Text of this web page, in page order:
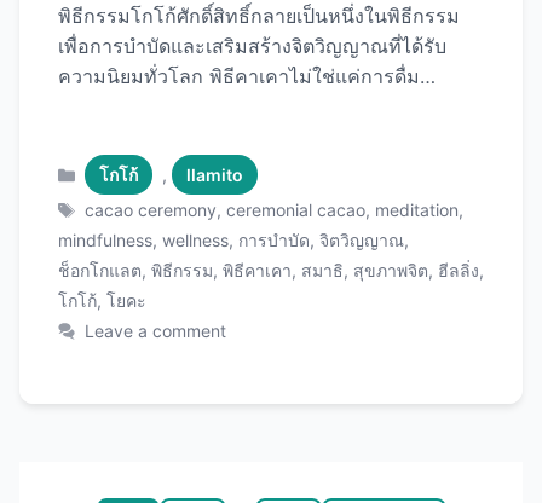
พิธีกรรมโกโก้ศักดิ์สิทธิ์กลายเป็นหนึ่งในพิธีกรรม
เพื่อการบำบัดและเสริมสร้างจิตวิญญาณที่ได้รับ
ความนิยมทั่วโลก พิธีคาเคาไม่ใช่แค่การดื่ม
Cacao) ในการเปิดหัวใจ เพิ่มสมาธิ ปลดปล่อย
อารมณ์ และสร้างความตระหนักรู้ในตัวเอง
บทความนี้จะพาคุณไปทำความรู้จักกับพิธีคาเคา
ตั้งแต่ต้นกำเนิด ประโยชน์ วิธีการจัดพิธีที่บ้าน และ
แนะนำ Ceremonial Cacao คุณภาพสูง ที่จะทำให้
ประสบการณ์ของคุณลึกซึ้งและมีพลัง พิธีคาเคา
(Cacao Ceremony) คืออะไร? พิธีคาเคาเป็น
และแอซเท็ก ในอเมริกากลาง เมื่อกว่า 5,000 ปีที่
Categories
โกโก้ ,
llamito
Tags
cacao ceremony,ceremonial cacao, meditation,
mindfulness, wellness, การบำบัด, จิตวิญญาณ,
ช็อกโกแลต, พิธีกรรม, พิธีคาเคา, สมาธิ, สุขภาพจิต, ฮีลลิ่ง,
โกโก้, โยคะ
Leave a comment